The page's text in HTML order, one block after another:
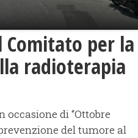
Comitato per la
radioterapia
di “Ottobre
del tumore al